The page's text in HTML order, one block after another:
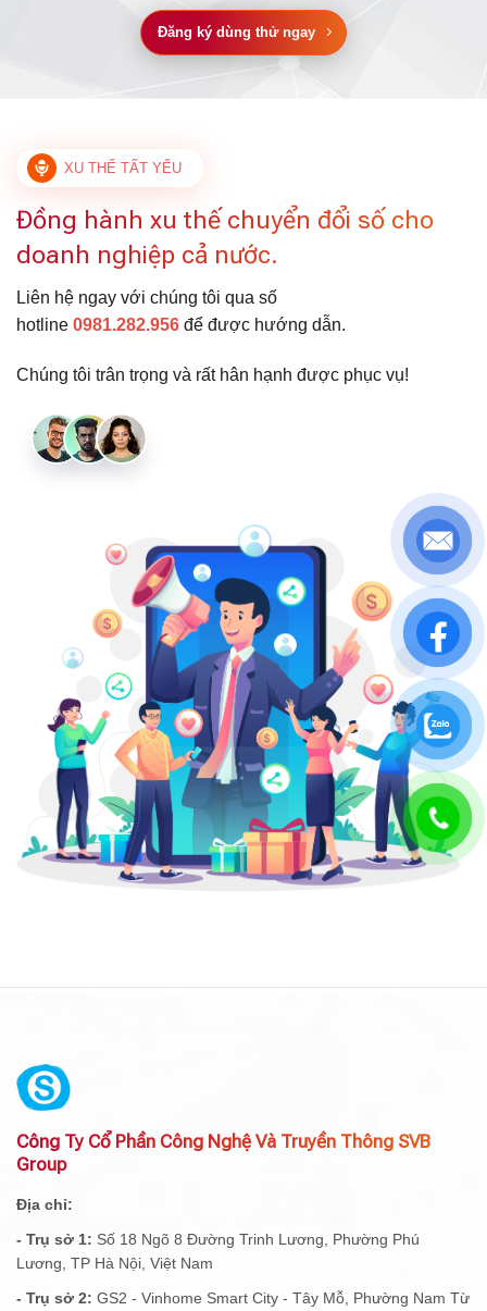
Đăng ký dùng thử ngay
XU THẾ TẤT YẾU
Đồng hành xu thế chuyển đổi số cho
doanh nghiệp cả nước.
Liên hệ ngay với chúng tôi qua số
hotline 0981.282.956 để được hướng dẫn.
Chúng tôi trân trọng và rất hân hạnh được phục vụ!
Công Ty Cổ Phần Công Nghệ Và Truyền Thông SVB
Group
Địa chỉ:
- Trụ sở 1: Số 18 Ngõ 8 Đường Trinh Lương, Phường Phú
Lương, TP Hà Nội, Việt Nam
- Trụ sở 2: GS2 - Vinhome Smart City - Tây Mỗ, Phường Nam Từ